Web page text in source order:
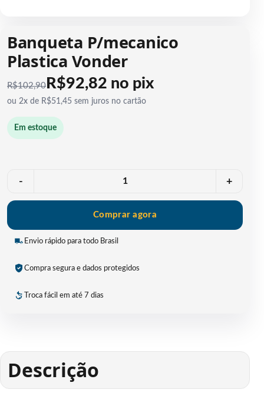
Banqueta P/mecanico
Plastica Vonder
R$102,90 R$92,82 no pix
ou 2x de R$51,45 sem juros no cartão
Em estoque
- +
Comprar agora
Envio rápido para todo Brasil
Compra segura e dados protegidos
Troca fácil em até 7 dias
Descrição